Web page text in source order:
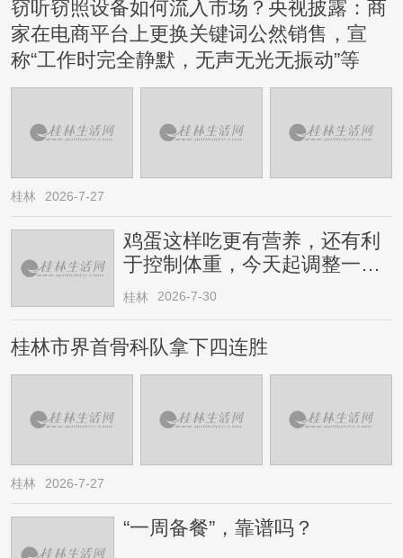
窃听窃照设备如何流入市场？央视披露：商
家在电商平台上更换关键词公然销售，宣
称“工作时完全静默，无声无光无振动”等
桂林 2026-7-27
鸡蛋这样吃更有营养，还有利
于控制体重，今天起调整一下
→
桂林 2026-7-30
桂林市界首骨科队拿下四连胜
桂林 2026-7-27
“一周备餐”，靠谱吗？